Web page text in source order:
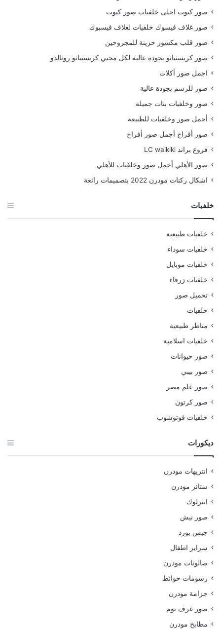
صور كيوت احلى خلفيات صور كيوت
صور غلاف فيسوك خلفيات لغلاف فيسبوك
صور قلب مكسور حزينة للمجروحين
صور كريستيانو بجودة عاليه لكل محبي كريستيانو رونالدو
اجمل صور أكلات
صور للرسم بجودة عالية
صور وخلفيات بنات جميلة
أجمل صور وخلفيات للطبيعة
صور أفراح أجمل صور أفراح
فروع براند LC waikiki
صور الأهلي أجمل صور وخلفيات للأهلي
اشكال ركنات مودرن 2022 بتصميمات رائعة
خلفيات
خلفيات طبيعية
خلفيات سوداء
خلفيات موبايل
خلفيات زرقاء
تحميل صور
خلفيات
مناظر طبيعية
خلفيات اسلامية
صور حيوانات
صور بيبي
صور علم مصر
صور كرتون
خلفيات فوتوشوب
ديكورات
انتريهات مودرن
ستائر مودرن
انترلوك
صور نيش
جبس بورد
سراير اطفال
صالونات مودرن
رسومات حوائط
جزامة مودرن
صور غرف نوم
مطابخ مودرن